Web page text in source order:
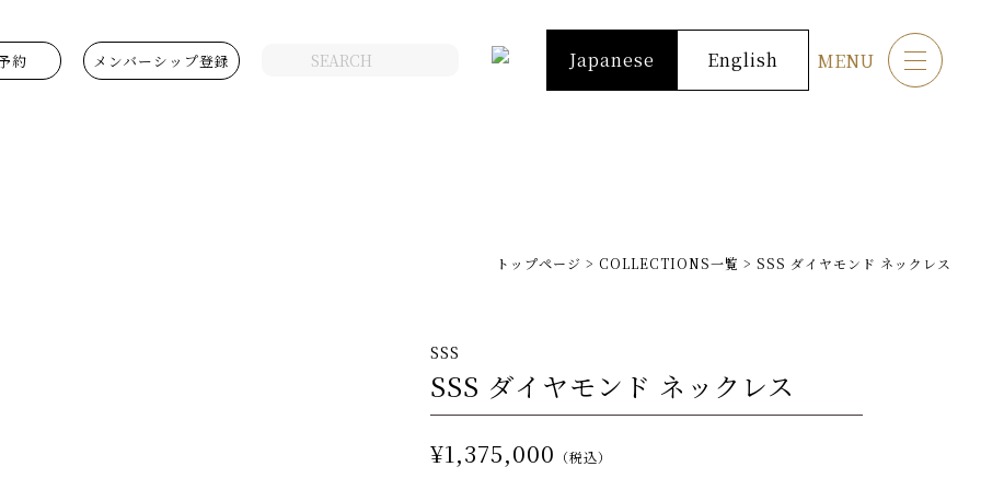
約 メンバーシップ登録 Japanese English MENU
トップページ > COLLECTIONS一覧 >SSS ダイヤモンド ネックレス
SSS
SSS ダイヤモンド ネックレス
¥1,375,000 （税込）